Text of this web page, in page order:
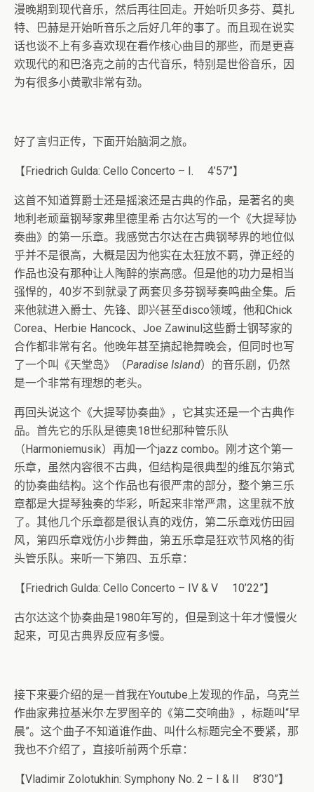
漫晚期到现代音乐，然后再往回走。开始听贝多芬、莫扎
特、巴赫是开始听音乐之后好几年的事了。而且现在说实
话也谈不上有多喜欢现在看作核心曲目的那些，而是更喜
欢现代的和巴洛克之前的古代音乐，特别是世俗音乐，因
为有很多小黄歌非常有劲。
好了言归正传，下面开始脑洞之旅。
【Friedrich Gulda: Cello Concerto – I. 4’57”】
这首不知道算爵士还是摇滚还是古典的作品，是著名的奥
地利老顽童钢琴家弗里德里希·古尔达写的一个《大提琴协
奏曲》的第一乐章。我感觉古尔达在古典钢琴界的地位似
乎并不是很高，大概是因为他实在太狂放不羁，弹正经的
作品也没有那种让人陶醉的崇高感。但是他的功力是相当
强悍的，40岁不到就录了两套贝多芬钢琴奏鸣曲全集。后
来他就进入爵士、先锋、即兴甚至disco领域，他和Chick
Corea、Herbie Hancock、Joe Zawinul这些爵士钢琴家的
合作都非常有名。他晚年甚至搞起艳舞晚会，但同时也写
了一个叫《天堂岛》（Paradise Island）的音乐剧，仍然
是一个非常有理想的老头。
再回头说这个《大提琴协奏曲》，它其实还是一个古典作
品。首先它的乐队是德奥18世纪那种管乐队
（Harmoniemusik）再加一个jazz combo。刚才这个第一
乐章，虽然内容很不古典，但结构是很典型的维瓦尔第式
的协奏曲结构。这个作品也有很严肃的部分，整个第三乐
章都是大提琴独奏的华彩，听起来非常严肃，这里就不放
了。其他几个乐章都是很认真的戏仿，第二乐章戏仿田园
风，第四乐章戏仿小步舞曲，第五乐章是狂欢节风格的街
头管乐队。来听一下第四、五乐章：
【Friedrich Gulda: Cello Concerto – IV & V 10’22”】
古尔达这个协奏曲是1980年写的，但是到这十年才慢慢火
起来，可见古典界反应有多慢。
接下来要介绍的是一首我在Youtube上发现的作品，乌克兰
作曲家弗拉基米尔·左罗图辛的《第二交响曲》，标题叫“早
晨”。这个曲子不知道谁作曲、叫什么标题完全不要紧，那
我也不介绍了，直接听前两个乐章：
【Vladimir Zolotukhin: Symphony No. 2 – I & II 8’30”】